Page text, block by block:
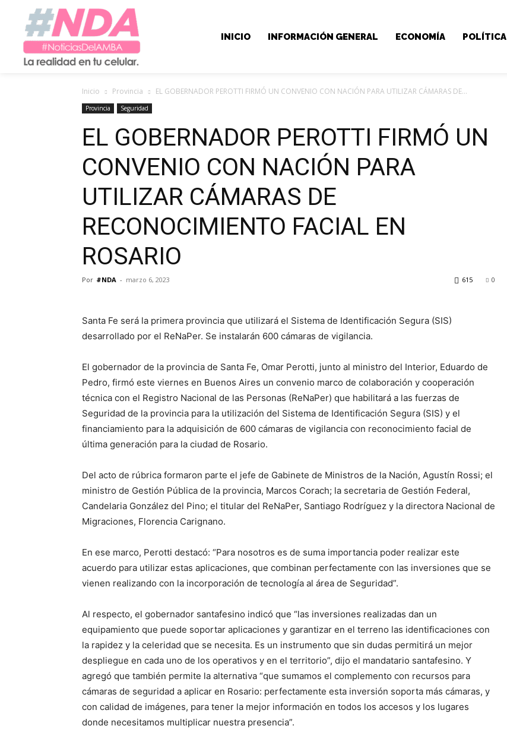
INICIO INFORMACIÓN GENERAL ECONOMÍA POLÍTICA
Inicio Provincia EL GOBERNADOR PEROTTI FIRMÓ UN CONVENIO CON NACIÓN PARA UTILIZAR CÁMARAS DE...
Provincia Seguridad
EL GOBERNADOR PEROTTI FIRMÓ UN
CONVENIO CON NACIÓN PARA
UTILIZAR CÁMARAS DE
RECONOCIMIENTO FACIAL EN
ROSARIO
Por #NDA - marzo 6, 2023 0
615
Santa Fe será la primera provincia que utilizará el Sistema de Identificación Segura (SIS)
desarrollado por el ReNaPer. Se instalarán 600 cámaras de vigilancia.
El gobernador de la provincia de Santa Fe, Omar Perotti, junto al ministro del Interior, Eduardo de
Pedro, firmó este viernes en Buenos Aires un convenio marco de colaboración y cooperación
técnica con el Registro Nacional de las Personas (ReNaPer) que habilitará a las fuerzas de
Seguridad de la provincia para la utilización del Sistema de Identificación Segura (SIS) y el
financiamiento para la adquisición de 600 cámaras de vigilancia con reconocimiento facial de
última generación para la ciudad de Rosario.
Del acto de rúbrica formaron parte el jefe de Gabinete de Ministros de la Nación, Agustín Rossi; el
ministro de Gestión Pública de la provincia, Marcos Corach; la secretaria de Gestión Federal,
Candelaria González del Pino; el titular del ReNaPer, Santiago Rodríguez y la directora Nacional de
Migraciones, Florencia Carignano.
En ese marco, Perotti destacó: “Para nosotros es de suma importancia poder realizar este
acuerdo para utilizar estas aplicaciones, que combinan perfectamente con las inversiones que se
vienen realizando con la incorporación de tecnología al área de Seguridad”.
Al respecto, el gobernador santafesino indicó que “las inversiones realizadas dan un
equipamiento que puede soportar aplicaciones y garantizar en el terreno las identificaciones con
la rapidez y la celeridad que se necesita. Es un instrumento que sin dudas permitirá un mejor
despliegue en cada uno de los operativos y en el territorio”, dijo el mandatario santafesino. Y
agregó que también permite la alternativa “que sumamos el complemento con recursos para
cámaras de seguridad a aplicar en Rosario: perfectamente esta inversión soporta más cámaras, y
con calidad de imágenes, para tener la mejor información en todos los accesos y los lugares
donde necesitamos multiplicar nuestra presencia”.